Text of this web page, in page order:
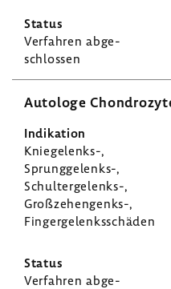
Verfahren abge­
schlossen
Auto­loge
Kniegelenks-​,
Sprunggelenks-​,
Schultergelenks-​,
Großzehengenks-​,
Finger­ge­lenks­schäden
Verfahren abge­